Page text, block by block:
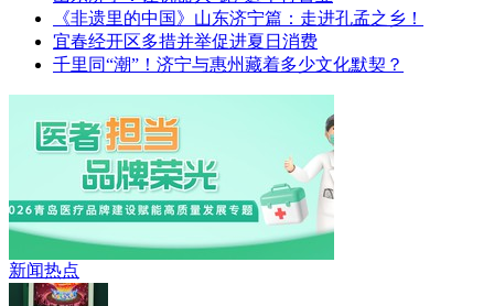
《非遗里的中国》山东济宁篇：走进孔孟之乡！
宜春经开区多措并举促进夏日消费
千里同“潮”！济宁与惠州藏着多少文化默契？
医者担当 品牌荣光——2026青岛...
新闻热点